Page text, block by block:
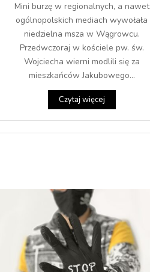
Mini burzę w regionalnych, a nawet
ogólnopolskich mediach wywołała
niedzielna msza w Wągrowcu.
Przedwczoraj w kościele pw. św.
Wojciecha wierni modlili się za
mieszkańców Jakubowego...
Czytaj więcej